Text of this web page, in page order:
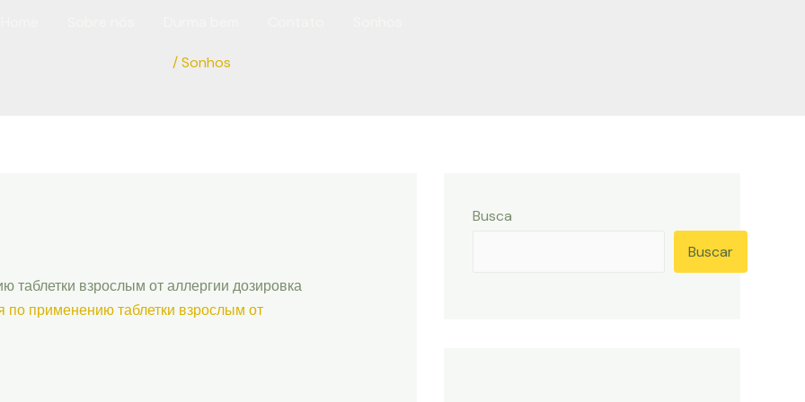
/Sonhos
таблетки взрослым от аллергии дозировка
по применению таблетки взрослым от
Busca
Buscar